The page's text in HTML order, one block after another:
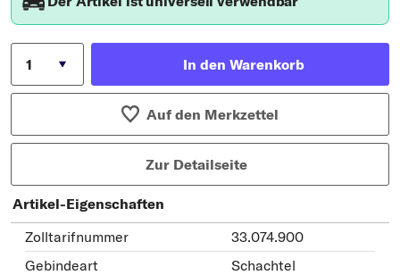
In den Warenkorb
Auf den Merkzettel
Zur Detailseite
Artikel-Eigenschaften
Zolltarifnummer
33.074.900
Gebindeart
Schachtel